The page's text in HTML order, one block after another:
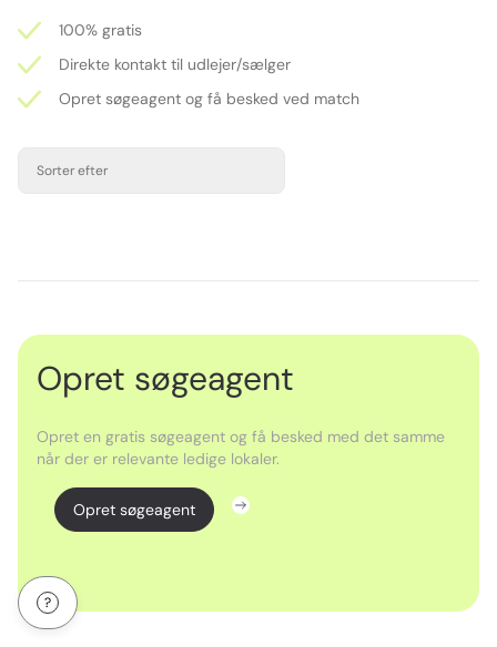
100% gratis
Direkte kontakt til udlejer/sælger
Opret søgeagent og få besked ved match
Sorter efter
Opret søgeagent
Opret en gratis søgeagent og få besked med det samme
når der er relevante ledige lokaler.
Opret søgeagent